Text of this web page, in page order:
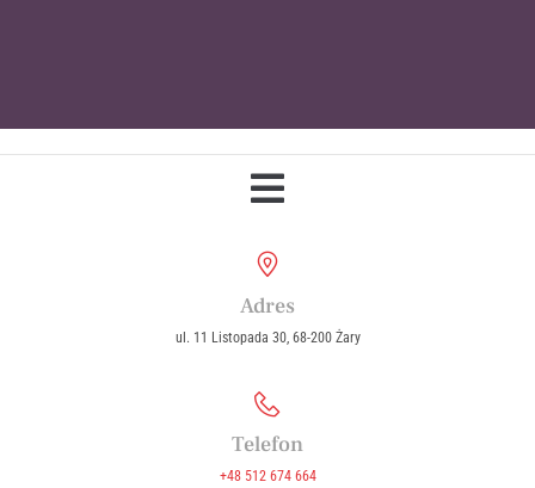
Adres
ul. 11 Listopada 30, 68-200 Żary
Telefon
+48 512 674 664